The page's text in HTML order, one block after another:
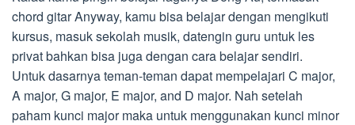
chord gitar Anyway, kamu bisa belajar dengan mengikuti
kursus, masuk sekolah musik, datengin guru untuk les
privat bahkan bisa juga dengan cara belajar sendiri.
Untuk dasarnya teman-teman dapat mempelajari C major,
A major, G major, E major, and D major. Nah setelah
paham kunci major maka untuk menggunakan kunci minor